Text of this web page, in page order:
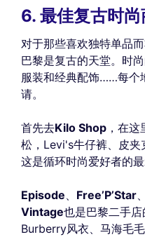
6. 最佳复古时
对于那些喜欢独特单品
巴黎是复古的天堂。时
服装和经典配饰……每个
请。
首先去Kilo Shop ，在
松，Levi's牛仔裤、皮夹
这是循环时尚爱好者的最
Episode、 Free’P’Star、
Vintage也是巴黎二手店
Burberry风衣、马海毛